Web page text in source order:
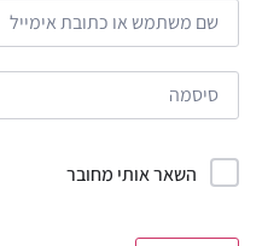
השאר אותי מחובר